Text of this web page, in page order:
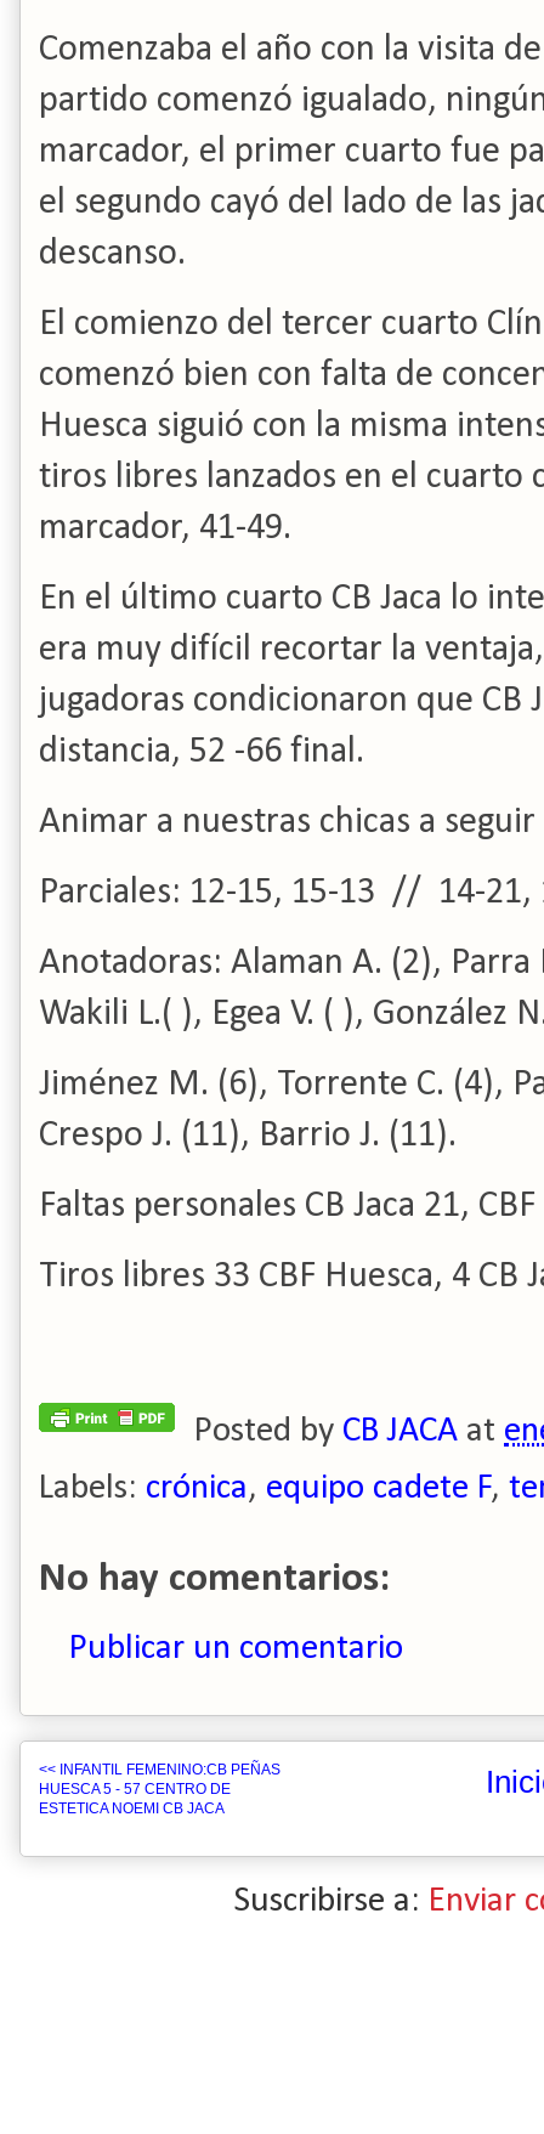
Comenzaba el año con la visita
partido comenzó igualado,
marcador, el primer cuarto fue
el segundo cayó del lado de las
descanso.
El comienzo del tercer cuarto
comenzó bien con falta de
Huesca siguió con la misma
tiros libres lanzados en el cuarto
marcador, 41-49.
En el último cuarto CB Jaca lo
era muy difícil recortar la
jugadoras condicionaron que CB
distancia, 52 -66 final.
Animar a nuestras chicas a
Parciales: 12-15, 15-13 // 14-21,
Anotadoras: Alaman A. (2), Parra
Wakili L.( ), Egea V. ( ), González
Jiménez M. (6), Torrente C. (4),
Crespo J. (11), Barrio J. (11).
Faltas personales CB Jaca 21,
Tiros libres 33 CBF Huesca, 4 CB
Posted by CB JACA at
Labels: crónica, equipo cadete F,
No hay comentarios:
Publicar un comentario
<< INFANTIL FEMENINO:CB PEÑAS
HUESCA 5 - 57 CENTRO DE
ESTETICA NOEMI CB JACA
Suscribirse a: Enviar